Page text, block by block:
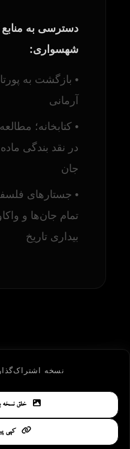
دسترسی به منابع
شهسواری:
• بازگشت به
آرمانی
• کتابخانه؛
در نقد بندگی
جان
• جستارهای
تمام جان‌ها و
بیداری تاریخ
نسخه
خلق نسخه
کپی